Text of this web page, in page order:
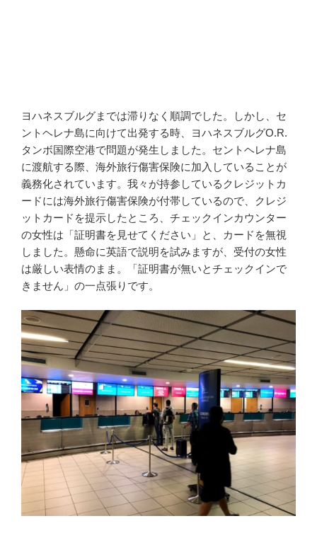
ヨハネスブルグまでは滞りなく順調でした。しかし、セ
ントヘレナ島に向けて出発する時、ヨハネスブルグO.R.
タンボ国際空港で問題が発生しました。セントヘレナ島
に渡航する際、海外旅行傷害保険に加入していることが
義務化されています。我々が持参しているクレジットカ
ードには海外旅行傷害保険が付帯しているので、クレジ
ットカードを提示したところ、チェックインカウンター
の女性は「証明書を見せてください」と、カードを無視
しました。懸命に英語で説明を試みますが、受付の女性
は厳しい表情のまま。「証明書が無いとチェックインで
きません」の一点張りです。